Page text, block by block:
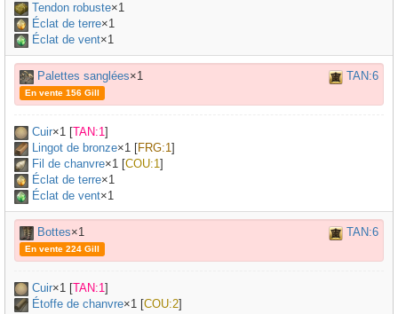
Tendon robuste×1
Éclat de terre×1
Éclat de vent×1
Palettes sanglées×1 TAN:6
En vente 156 Gill
Cuir×1 [TAN:1]
Lingot de bronze×1 [FRG:1]
Fil de chanvre×1 [COU:1]
Éclat de terre×1
Éclat de vent×1
Bottes×1 TAN:6
En vente 224 Gill
Cuir×1 [TAN:1]
Étoffe de chanvre×1 [COU:2]